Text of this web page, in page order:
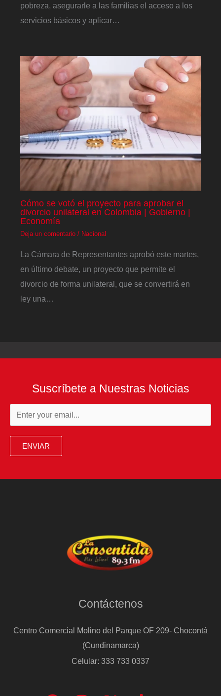
pobreza, asegurarle a las familias el acceso a los
servicios básicos y aplicar…
Cómo se votó el proyecto para aprobar el
divorcio unilateral en Colombia | Gobierno |
Economía
Deja un comentario / Nacional
La Cámara de Representantes aprobó este martes,
en último debate, un proyecto que permite el
divorcio de forma unilateral, que se convertirá en
ley una…
Suscríbete a Nuestras Noticias
ENVIAR
Contáctenos
Centro Comercial Molino del Parque OF 209- Chocontá
(Cundinamarca)
Celular: 333 733 0337